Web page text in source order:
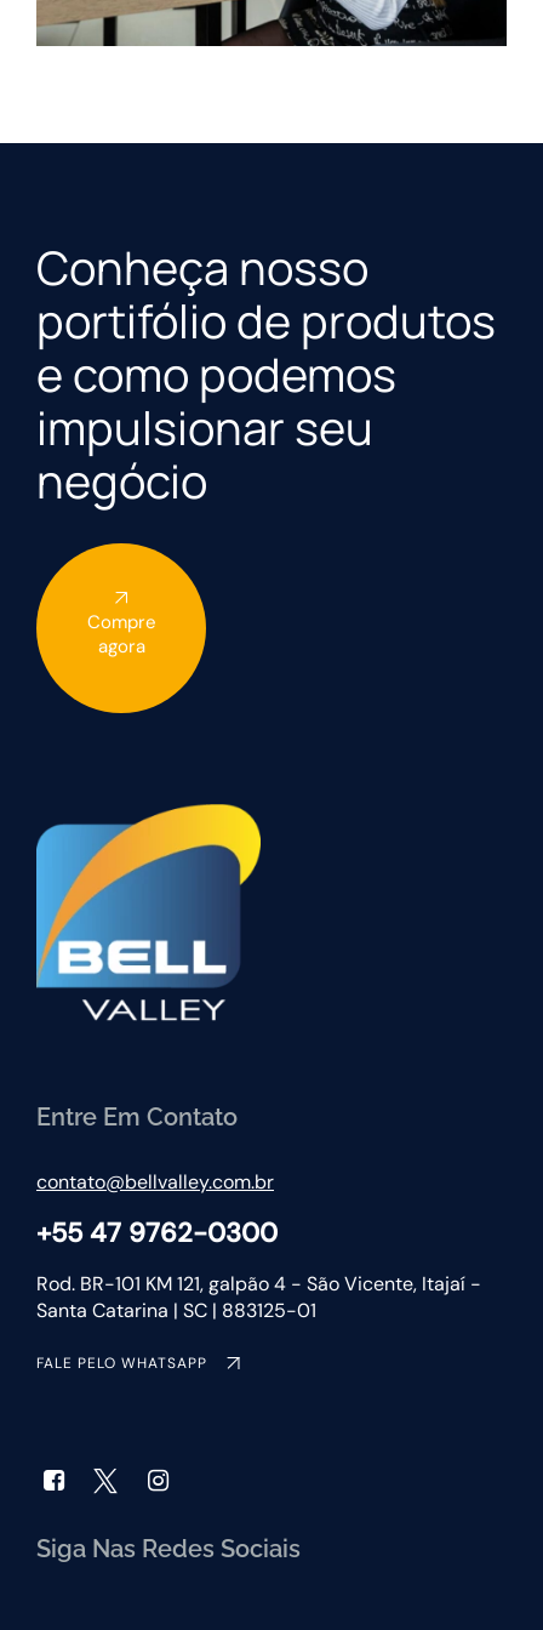
Conheça nosso
portifólio de produtos
e como podemos
impulsionar seu
negócio
Compre
agora
Entre Em Contato
Rod. BR-101 KM 121, galpão 4 - São Vicente, Itajaí -
Santa Catarina | SC | 883125-01
+55 47 9762-0300
contato@bellvalley.com.br
FALE PELO WHATSAPP
Siga Nas Redes Sociais